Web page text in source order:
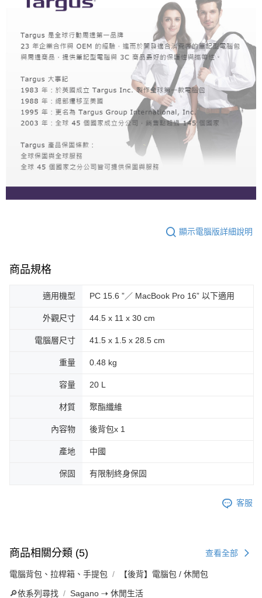
顯示電腦版詳細說明
商品規格
適用機型 PC 15.6 ”／ MacBook Pro 16” 以下適用
外觀尺寸 44.5 x 11 x 30 cm
電腦層尺寸 41.5 x 1.5 x 28.5 cm
重量 0.48 kg
容量 20 L
材質 聚酯纖維
內容物 後背包x 1
產地 中國
保固 有限制終身保固
客服
商品相關分類 (5) 查看全部
電腦背包、拉桿箱、手提包 【後背】電腦包 / 休閒包
🔎依系列尋找 Sagano ⇢ 休閒生活